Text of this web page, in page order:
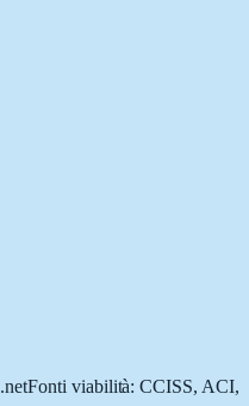
Fonti viabilità: CCISS, ACI,